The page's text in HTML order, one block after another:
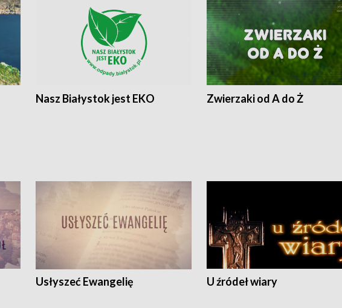
Nasz Białystok jest EKO Zwierzaki od A do Ż
Usłyszeć Ewangelię U źródeł wiary